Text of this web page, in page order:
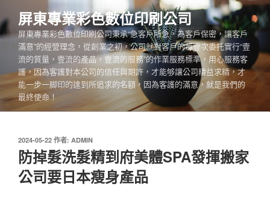
至
主
容
屏東專業彩色數位印刷公司
屏東專業彩色數位印刷公司秉承“急客戶所急，為客戶保密，讓客戶
滿意”的經營理念，從創業之初，公司就對客戶的每壹次委托實行“壹
流的質量，壹流的產品，壹流的服務”的作業服務標準，用心服務客
護，因為客護對本公司的信任與期許，才能够讓公司精益求精，才
能一步一脚印的達到所追求的名額，因為客護的滿意，就是我們的
最終使命！
發
佈
於
2024-05-22 作者: ADMIN
防掉髮洗髮精到府美體SPA發揮搬家
公司要日本瘦身產品